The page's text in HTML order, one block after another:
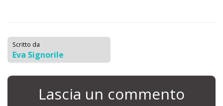
Scritto da
Eva Signorile
Lascia un commento